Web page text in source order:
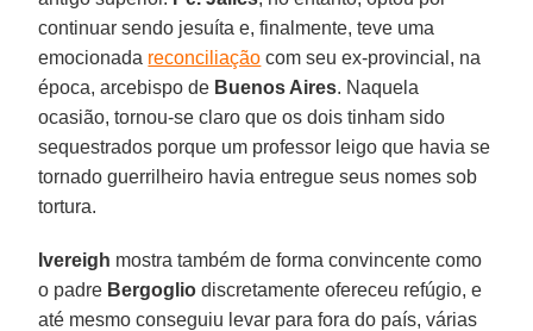
continuar sendo jesuíta e, finalmente, teve uma
emocionada reconciliação com seu ex-provincial, na
época, arcebispo de Buenos Aires. Naquela
ocasião, tornou-se claro que os dois tinham sido
sequestrados porque um professor leigo que havia se
tornado guerrilheiro havia entregue seus nomes sob
tortura.
Ivereigh mostra também de forma convincente como
o padre Bergoglio discretamente ofereceu refúgio, e
até mesmo conseguiu levar para fora do país, várias